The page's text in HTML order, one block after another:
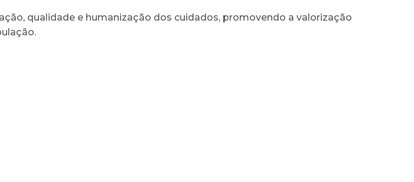
qualidade e humanização dos cuidados, promovendo a valorização